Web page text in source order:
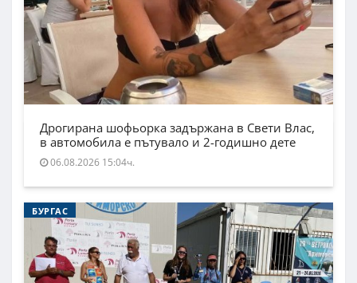
Дрогирана шофьорка задържана в Свети Влас,
в автомобила е пътувало и 2-годишно дете
06.08.2026 15:04ч.
БУРГАС